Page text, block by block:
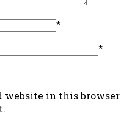
*
*
website in this browser